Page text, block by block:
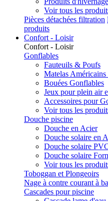
Voir tous les
Pièces détachées filtration
produits
Confort - Loisir
Confort - Loisir
Gonflables
Fauteuils & Poufs
Matelas Américains
Bouées Gonflables
Jeux pour plein air
Accessoires pour
Voir tous les
Douche piscine
Douche en Acier
Douche solaire en
Douche solaire
Douche solaire
Voir tous les
Toboggan et Plongeoirs
Nage à contre courant à
Cascades pour piscine